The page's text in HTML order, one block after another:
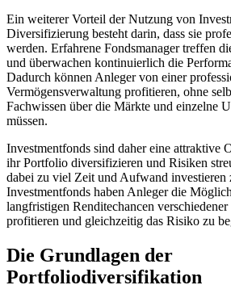
Ein weiterer Vorteil der Nutzung von
Diversifizierung besteht darin, dass sie
werden. Erfahrene Fondsmanager treffen
und überwachen kontinuierlich die
Dadurch können Anleger von einer
Vermögensverwaltung profitieren, ohne
Fachwissen über die Märkte und einzelne
müssen.
Investmentfonds sind daher eine attraktive
ihr Portfolio diversifizieren und Risiken
dabei zu viel Zeit und Aufwand investieren
Investmentfonds haben Anleger die
langfristigen Renditechancen
profitieren und gleichzeitig das Risiko zu
Die Grundlagen der
Portfoliodiversifikation